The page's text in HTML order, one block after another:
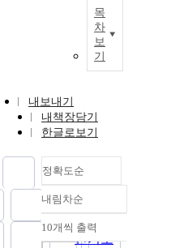
목
차
보
기
내보내기
내책장담기
한글로보기
정확도순
정확도
순
인기도
내림차순
내림차순
10개씩 출력